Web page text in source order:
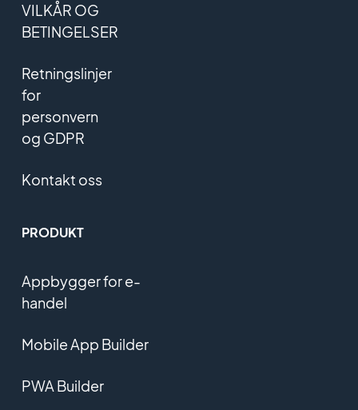
VILKÅR OG
BETINGELSER
Retningslinjer
for
personvern
og GDPR
Kontakt oss
PRODUKT
Appbygger for e-
handel
Mobile App Builder
PWA Builder